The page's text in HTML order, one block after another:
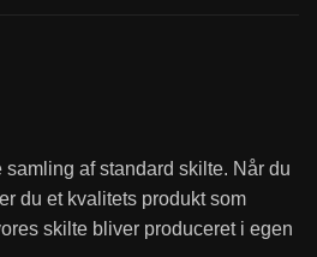
af standard skilte. Når du
du et kvalitets produkt som
skilte bliver produceret i egen